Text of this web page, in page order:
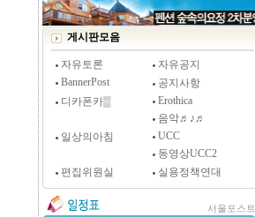
[시사저널 인터뷰] 윤방부 연세대 의대 명예교수,
"골초에게 전자담배를 허하라"
게시판모음
자유토론
자유공지
BannerPost
공지사항
디카폰카▒
Erothica
음악♬♪♬
일상의아침
UCC
동영상UCC2
편집위원실
실용정책연대
서울포스트